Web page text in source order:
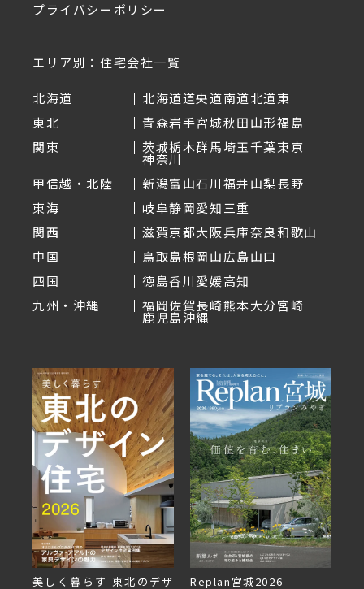
プライバシーポリシー
エリア別：住宅会社一覧
北海道 北海道道央道南道北道東
東北
青森岩手宮城秋田山形福島
関東
茨城栃木群馬埼玉千葉東京
神奈川
甲信越・北陸
新潟富山石川福井山梨長野
東海
岐阜静岡愛知三重
関西
滋賀京都大阪兵庫奈良和歌山
中国
鳥取島根岡山広島山口
四国
徳島香川愛媛高知
九州・沖縄
福岡佐賀長崎熊本大分宮崎
鹿児島沖縄
美しく暮らす 東北のデザ Replan宮城2026